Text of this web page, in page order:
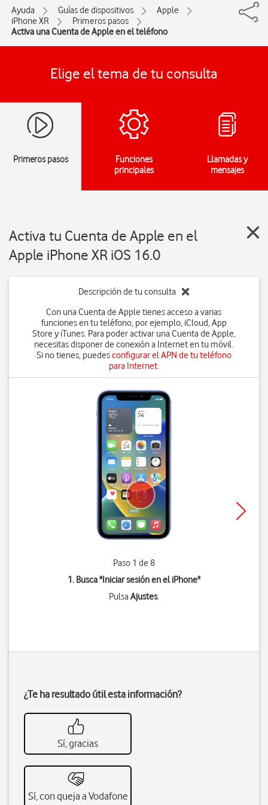
Ayuda Guías de dispositivos
Apple
iPhone XR
Primeros pasos
Activa una Cuenta de Apple en el teléfono
Elige el tema de tu consulta
Primeros pasos
Funciones
principales
Llamadas y
mensajes
Activa tu Cuenta de Apple en el
Apple iPhone XR iOS 16.0
Descripción de tu consulta
Con una Cuenta de Apple tienes acceso a varias
funciones en tu teléfono, por ejemplo, iCloud, App
Store y iTunes. Para poder activar una Cuenta de Apple,
necesitas disponer de conexión a Internet en tu móvil.
Si no tienes, puedesconfigurar el APN de tu teléfono
para Internet.
Paso 1 de 8
1. Busca "Iniciar sesión en el iPhone"
PulsaAjustes.
¿Te ha resultado útil esta información?
Sí, gracias
Sí, con queja a Vodafone